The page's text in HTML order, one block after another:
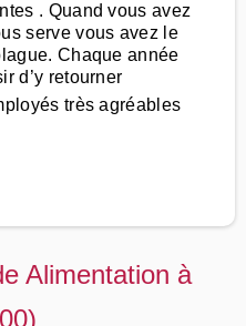
. Quand vous avez
serve vous avez le
Chaque année
d’y retourner
très agréables
Alimentation à